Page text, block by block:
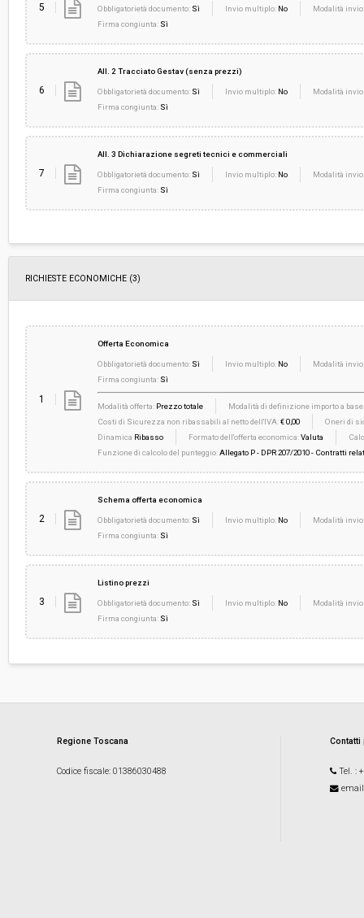
5 Obbligatorietà documento: Sì Invio multiplo: No
Modalità
Firma congiunta: Sì
6
All. 2 Tracciato Gestav (senza prezzi)
Obbligatorietà documento: Sì Invio multiplo: No
Modalità
Firma congiunta: Sì
7
All. 3 Dichiarazione segreti tecnici e commerciali
Obbligatorietà documento: Sì Invio multiplo: No
Modalità
Firma congiunta: Sì
RICHIESTE ECONOMICHE (3)
1
Offerta Economica
Obbligatorietà documento: Sì Invio multiplo: No
Modalità
Firma congiunta: Sì
Modalità offerta: Prezzo totale
Modalità di definizione importo a base
Costi di Sicurezza non ribassabili al netto dell'IVA:€ 0,00
Oneri di
Dinamica Ribasso Formato dell'offerta economica:Valuta
Funzione di calcolo del punteggio:Allegato P - DPR 207/2010 - Contratti
2
Schema offerta economica
Obbligatorietà documento: Sì Invio multiplo: No
Modalità
Firma congiunta: Sì
3
Listino prezzi
Obbligatorietà documento: Sì Invio multiplo: No
Modalità
Firma congiunta: Sì
Regione Toscana
Codice fiscale: 01386030488 Tel. :
email